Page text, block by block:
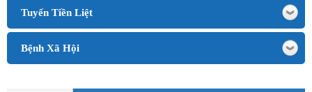
Tuyến Tiền Liệt
Bệnh Xã Hội